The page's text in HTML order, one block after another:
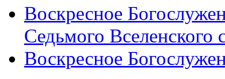
Воскресное
Седьмого Вселенского
Воскресное